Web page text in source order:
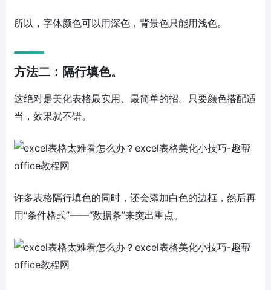
所以，字体颜色可以用深色，背景色只能用浅色。
方法二：隔行填色。
这绝对是美化表格最实用、最简单的招。只要颜色搭配适
当，效果就不错。
许多表格隔行填色的同时，还会添加白色的边框，然后再
用“条件格式”——“数据条”来突出重点。